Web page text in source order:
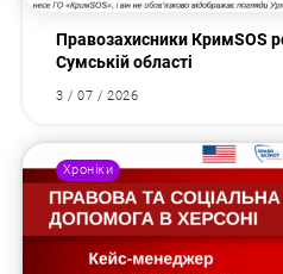
Правозахисники КримSOS
Сумській області
3 / 07 / 2026
Хроніки